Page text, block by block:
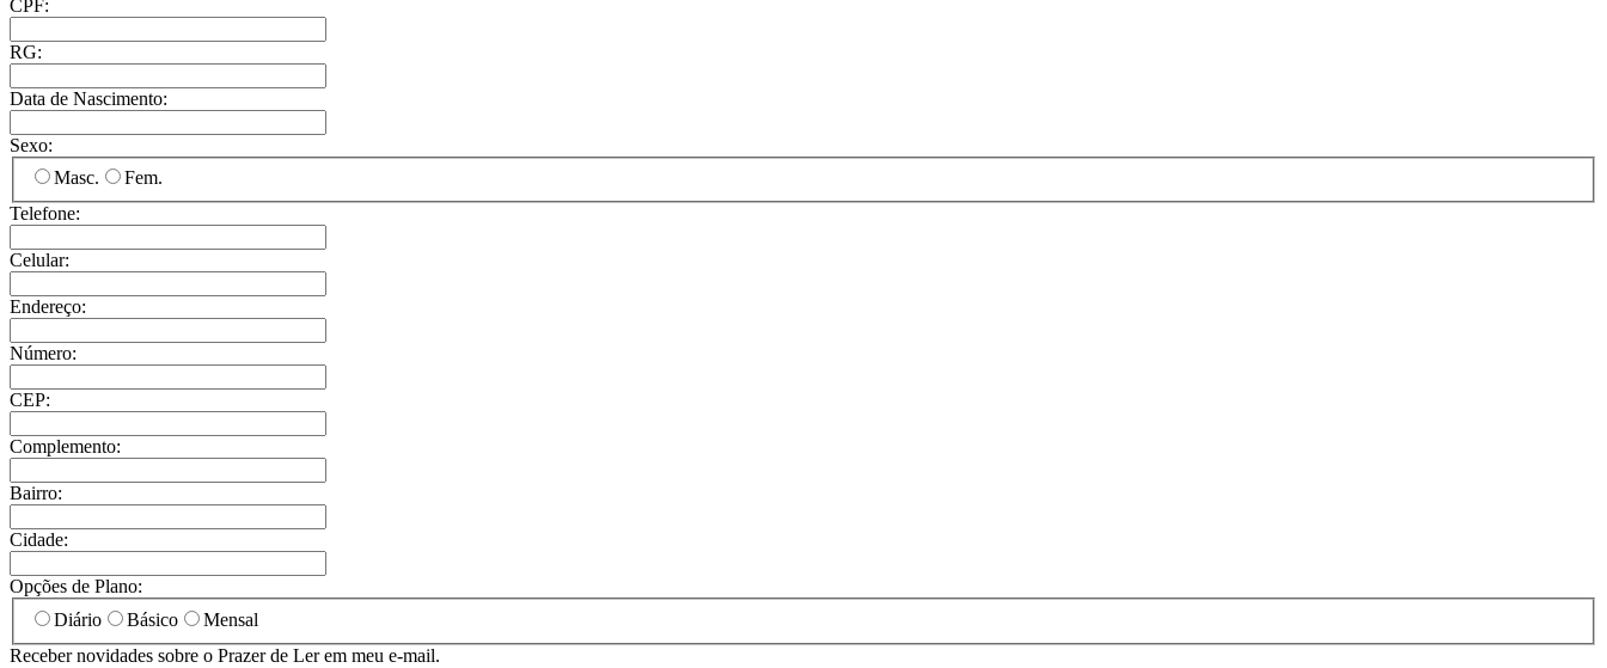
CPF:
RG:
Data de Nascimento:
Sexo:
Masc.
Fem.
Telefone:
Celular:
Endereço:
Número:
CEP:
Complemento:
Bairro:
Cidade:
Opções de Plano:
Diário
Básico
Mensal
Receber novidades sobre o Prazer de Ler em meu e-mail.